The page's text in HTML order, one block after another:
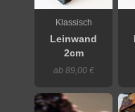
Klassisch
Leinwand
2cm
ab 89,00 €